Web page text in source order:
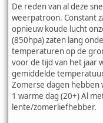
De reden van al deze
weerpatroon. Constant
opnieuw koude lucht
(850hpa) zaten lang
temperaturen op de
voor de tijd van het jaar
gemiddelde
Zomerse dagen hebben
1 warme dag (20+) Al
lente/zomerliefhebber.